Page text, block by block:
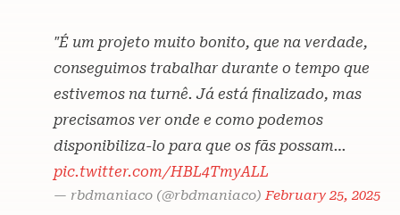
"É um projeto muito bonito, que na verdade,
conseguimos trabalhar durante o tempo que
estivemos na turnê. Já está finalizado, mas
precisamos ver onde e como podemos
disponibiliza-lo para que os fãs possam…
pic.twitter.com/HBL4TmyALL
— rbdmaniaco (@rbdmaniaco)February 25, 2025